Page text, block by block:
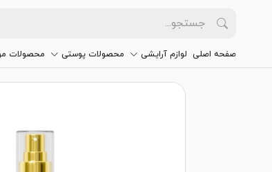
صفحه اصلی لوازم آرایشی محصولات پوستی محصولات